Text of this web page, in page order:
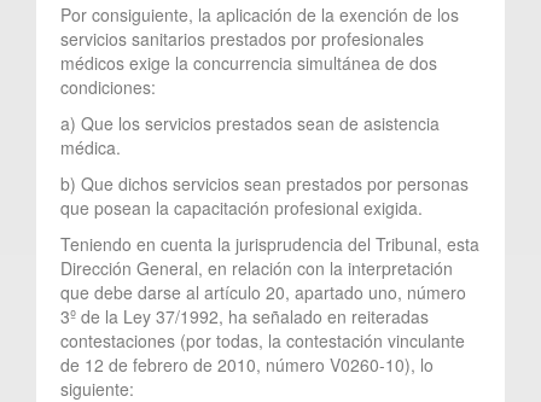
Por consiguiente, la aplicación de la exención de los
servicios sanitarios prestados por profesionales
médicos exige la concurrencia simultánea de dos
condiciones:
a) Que los servicios prestados sean de asistencia
médica.
b) Que dichos servicios sean prestados por personas
que posean la capacitación profesional exigida.
Teniendo en cuenta la jurisprudencia del Tribunal, esta
Dirección General, en relación con la interpretación
que debe darse al artículo 20, apartado uno, número
3º de la Ley 37/1992, ha señalado en reiteradas
contestaciones (por todas, la contestación vinculante
de 12 de febrero de 2010, número V0260-10), lo
siguiente: